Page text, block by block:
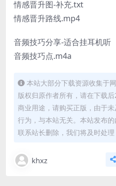
情感晋升图-补充.txt
情感晋升路线.mp4
音频技巧分享-适合挂耳机听
音频技巧点.m4a
本站大部分下载资源收集于
版权归原作者所有，请在下载
商业用途，请购买正版，由于
行为，与本站无关。本站发布
联系站长删除，我们将及时处理
khxz